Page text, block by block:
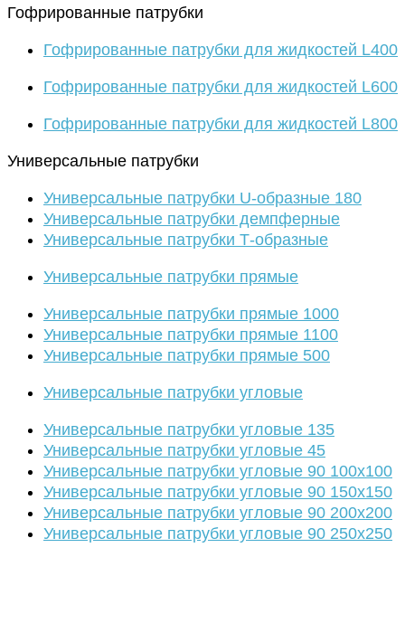
Гофрированные патрубки
Гофрированные патрубки для жидкостей L400
Гофрированные патрубки для жидкостей L600
Гофрированные патрубки для жидкостей L800
Универсальные патрубки
Универсальные патрубки U-образные 180
Универсальные патрубки демпферные
Универсальные патрубки Т-образные
Универсальные патрубки прямые
Универсальные патрубки прямые 1000
Универсальные патрубки прямые 1100
Универсальные патрубки прямые 500
Универсальные патрубки угловые
Универсальные патрубки угловые 135
Универсальные патрубки угловые 45
Универсальные патрубки угловые 90 100х100
Универсальные патрубки угловые 90 150х150
Универсальные патрубки угловые 90 200х200
Универсальные патрубки угловые 90 250х250